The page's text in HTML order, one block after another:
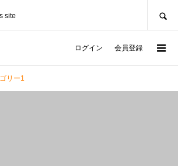
site
ログイン 会員登録
リー1